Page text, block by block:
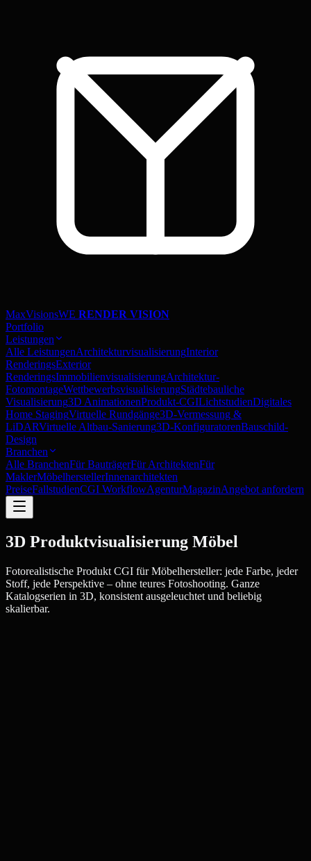
MaxVisionsWE RENDER VISION
Portfolio
Leistungen
Alle LeistungenArchitekturvisualisierungInterior
RenderingsExterior
RenderingsImmobilienvisualisierungArchitektur-
FotomontageWettbewerbsvisualisierungStädtebauliche
Visualisierung3D AnimationenProdukt-CGILichtstudienDigitales
Home StagingVirtuelle Rundgänge3D-Vermessung &
LiDARVirtuelle Altbau-Sanierung3D-KonfiguratorenBauschild-
Design
Branchen
Alle BranchenFür BauträgerFür ArchitektenFür
MaklerMöbelherstellerInnenarchitekten
PreiseFallstudienCGI WorkflowAgenturMagazinAngebot anfordern
3D Produktvisualisierung Möbel
Fotorealistische Produkt CGI für Möbelhersteller: jede Farbe, jeder
Stoff, jede Perspektive – ohne teures Fotoshooting. Ganze
Katalogserien in 3D, konsistent ausgeleuchtet und beliebig
skalierbar.